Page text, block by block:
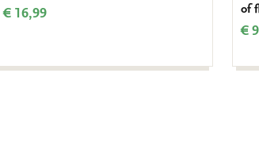
€ 16,99
of
€